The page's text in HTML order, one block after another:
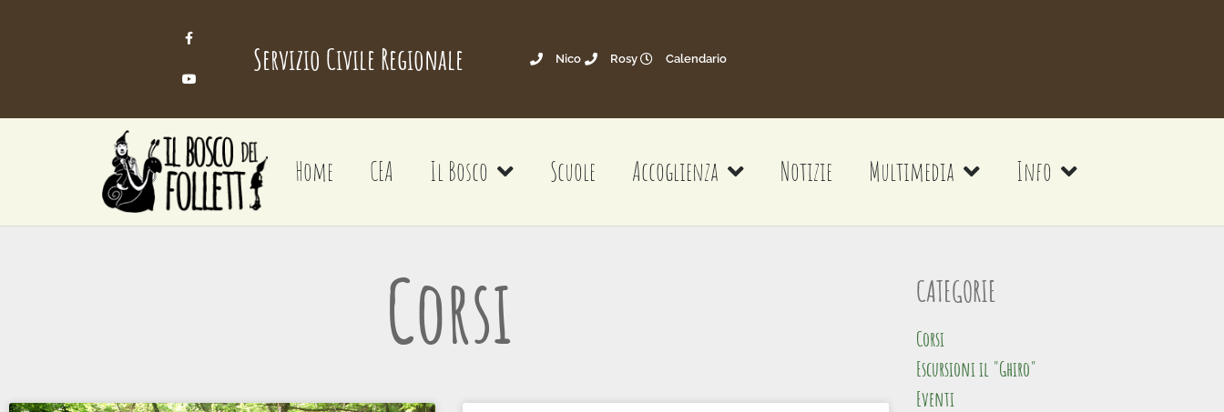
Servizio Civile Regionale Nico Rosy Calendario
Home CEA Il Bosco Scuole Accoglienza Notizie Multimedia Info
Corsi CATEGORIE
Corsi
Escursioni il "Ghiro"
Eventi